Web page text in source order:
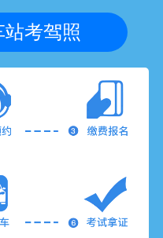
站考驾照